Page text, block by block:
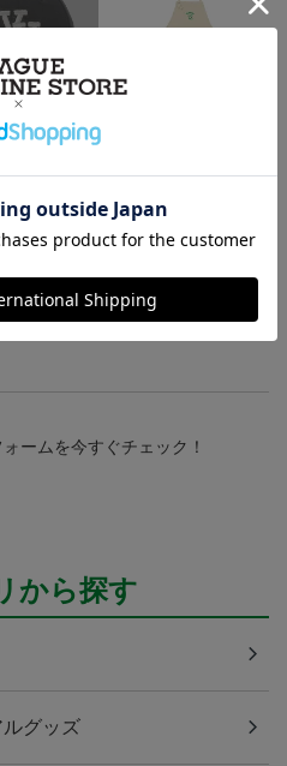
5,500円
アイテムはこちら！！
ームを今すぐチェック！
から探す
グッズ